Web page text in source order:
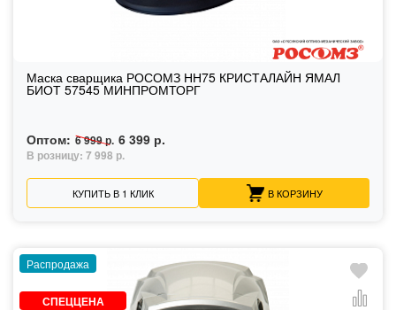
Маска сварщика РОСОМЗ НН75 КРИСТАЛАЙН ЯМАЛ
БИОТ 57545 МИНПРОМТОРГ
Оптом: 6 999 р. 6 399 р.
В розницу: 7 998 р.
КУПИТЬ В 1 КЛИК В КОРЗИНУ
Распродажа
СПЕЦЦЕНА